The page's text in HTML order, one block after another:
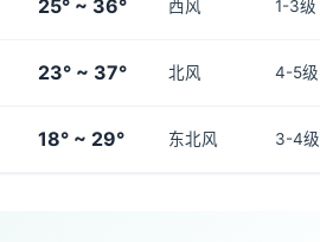
25° ~ 36° 西风 1-3级
23° ~ 37° 北风 4-5级
18° ~ 29° 东北风 3-4级